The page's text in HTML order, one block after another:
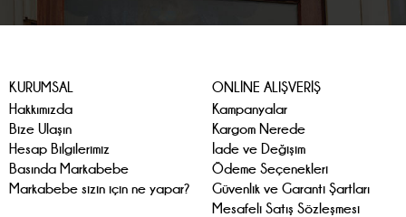
KURUMSAL
Hakkımızda
Bize Ulaşın
Hesap Bilgilerimiz
Basında Markabebe
Markabebe sizin için ne yapar?
ONLİNE ALIŞVERİŞ
Kampanyalar
Kargom Nerede
İade ve Değişim
Ödeme Seçenekleri
Güvenlik ve Garanti Şartları
Mesafeli Satış Sözleşmesi